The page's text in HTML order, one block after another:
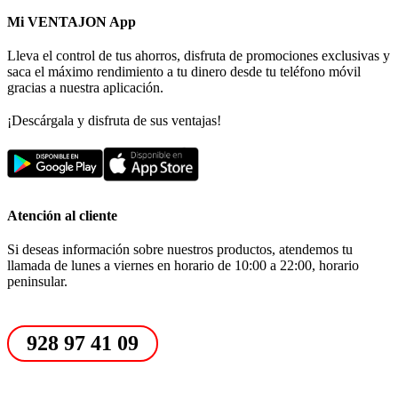
Mi VENTAJON App
Lleva el control de tus ahorros, disfruta de promociones exclusivas y
saca el máximo rendimiento a tu dinero desde tu teléfono móvil
gracias a nuestra aplicación.
¡Descárgala y disfruta de sus ventajas!
Atención al cliente
Si deseas información sobre nuestros productos, atendemos tu
llamada de lunes a viernes en horario de 10:00 a 22:00, horario
peninsular.
928 97 41 09